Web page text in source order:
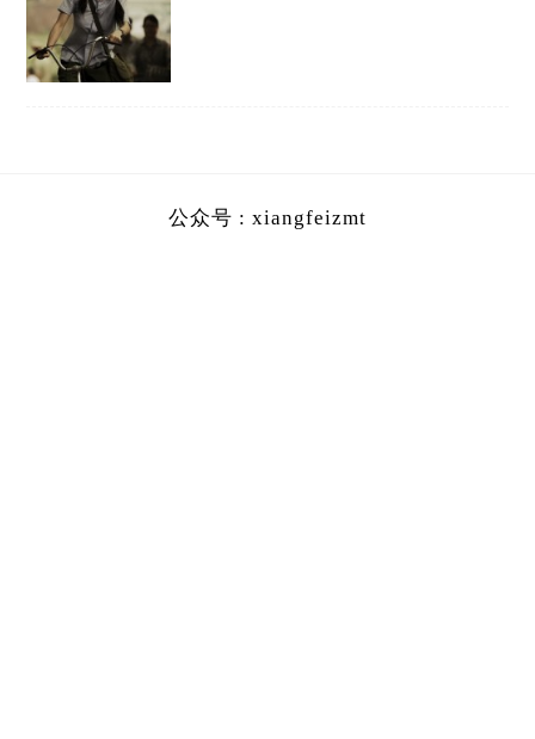
公众号 : xiangfeizmt